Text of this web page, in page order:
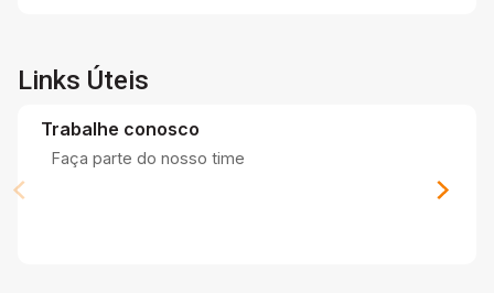
Links Úteis
Trabalhe conosco
Faça parte do nosso time